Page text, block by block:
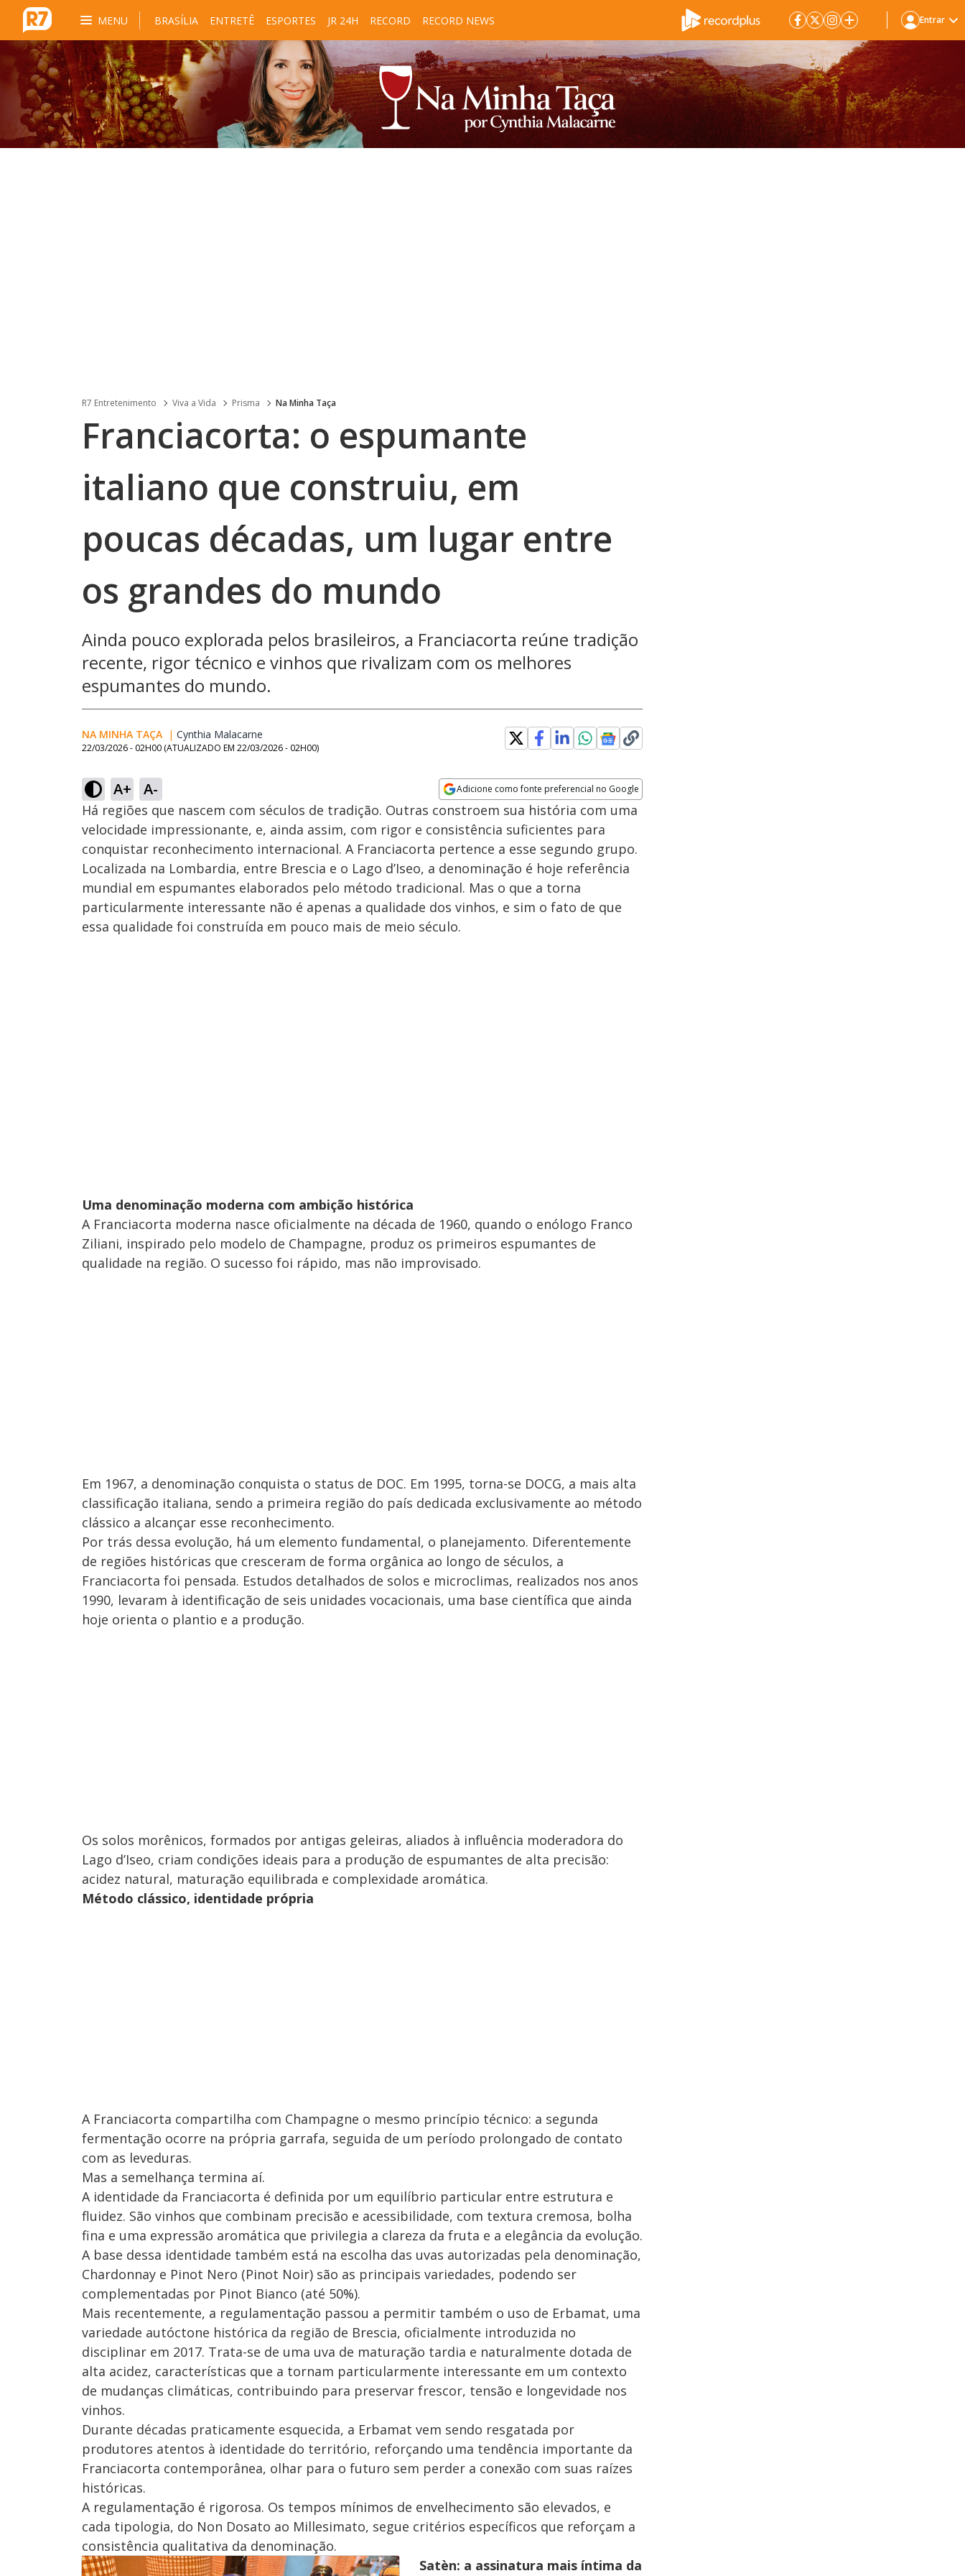
MENU BRASÍLIA ENTRETÊ ESPORTES JR 24H RECORD RECORD NEWS Entrar
R7 Entretenimento Viva a Vida Prisma Na Minha Taça
Franciacorta: o espumante
italiano que construiu, em
poucas décadas, um lugar entre
os grandes do mundo
Ainda pouco explorada pelos brasileiros, a Franciacorta reúne tradição
recente, rigor técnico e vinhos que rivalizam com os melhores
espumantes do mundo.
NA MINHA TAÇA | Cynthia Malacarne
22/03/2026 - 02H00 (ATUALIZADO EM 22/03/2026 - 02H00)
A+ A- Adicione como fonte preferencial no Google
Opens in new window
Há regiões que nascem com séculos de tradição. Outras constroem sua história com uma
velocidade impressionante, e, ainda assim, com rigor e consistência suficientes para
conquistar reconhecimento internacional. A Franciacorta pertence a esse segundo grupo.
Localizada na Lombardia, entre Brescia e o Lago d’Iseo, a denominação é hoje referência
mundial em espumantes elaborados pelo método tradicional. Mas o que a torna
particularmente interessante não é apenas a qualidade dos vinhos, e sim o fato de que
essa qualidade foi construída em pouco mais de meio século.
Uma denominação moderna com ambição histórica
A Franciacorta moderna nasce oficialmente na década de 1960, quando o enólogo Franco
Ziliani, inspirado pelo modelo de Champagne, produz os primeiros espumantes de
qualidade na região. O sucesso foi rápido, mas não improvisado.
Em 1967, a denominação conquista o status de DOC. Em 1995, torna-se DOCG, a mais alta
classificação italiana, sendo a primeira região do país dedicada exclusivamente ao método
clássico a alcançar esse reconhecimento.
Por trás dessa evolução, há um elemento fundamental, o planejamento. Diferentemente
de regiões históricas que cresceram de forma orgânica ao longo de séculos, a
Franciacorta foi pensada. Estudos detalhados de solos e microclimas, realizados nos anos
1990, levaram à identificação de seis unidades vocacionais, uma base científica que ainda
hoje orienta o plantio e a produção.
Os solos morênicos, formados por antigas geleiras, aliados à influência moderadora do
Lago d’Iseo, criam condições ideais para a produção de espumantes de alta precisão:
acidez natural, maturação equilibrada e complexidade aromática.
Método clássico, identidade própria
A Franciacorta compartilha com Champagne o mesmo princípio técnico: a segunda
fermentação ocorre na própria garrafa, seguida de um período prolongado de contato
com as leveduras.
Mas a semelhança termina aí.
A identidade da Franciacorta é definida por um equilíbrio particular entre estrutura e
fluidez. São vinhos que combinam precisão e acessibilidade, com textura cremosa, bolha
fina e uma expressão aromática que privilegia a clareza da fruta e a elegância da evolução.
A base dessa identidade também está na escolha das uvas autorizadas pela denominação,
Chardonnay e Pinot Nero (Pinot Noir) são as principais variedades, podendo ser
complementadas por Pinot Bianco (até 50%).
Mais recentemente, a regulamentação passou a permitir também o uso de Erbamat, uma
variedade autóctone histórica da região de Brescia, oficialmente introduzida no
disciplinar em 2017. Trata-se de uma uva de maturação tardia e naturalmente dotada de
alta acidez, características que a tornam particularmente interessante em um contexto
de mudanças climáticas, contribuindo para preservar frescor, tensão e longevidade nos
vinhos.
Durante décadas praticamente esquecida, a Erbamat vem sendo resgatada por
produtores atentos à identidade do território, reforçando uma tendência importante da
Franciacorta contemporânea, olhar para o futuro sem perder a conexão com suas raízes
históricas.
A regulamentação é rigorosa. Os tempos mínimos de envelhecimento são elevados, e
cada tipologia, do Non Dosato ao Millesimato, segue critérios específicos que reforçam a
consistência qualitativa da denominação.
Satèn: a assinatura mais íntima da